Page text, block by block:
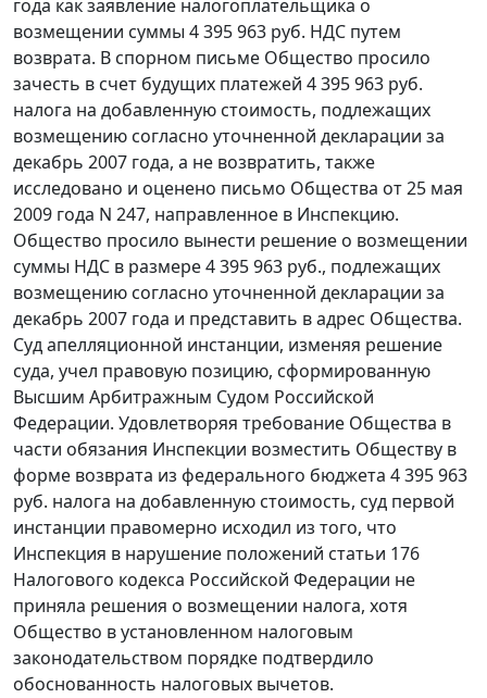
года как заявление налогоплательщика о
возмещении суммы 4 395 963 руб. НДС путем
возврата. В спорном письме Общество просило
зачесть в счет будущих платежей 4 395 963 руб.
налога на добавленную стоимость, подлежащих
возмещению согласно уточненной декларации за
декабрь 2007 года, а не возвратить, также
исследовано и оценено письмо Общества от 25 мая
2009 года N 247, направленное в Инспекцию.
Общество просило вынести решение о возмещении
суммы НДС в размере 4 395 963 руб., подлежащих
возмещению согласно уточненной декларации за
декабрь 2007 года и представить в адрес Общества.
Суд апелляционной инстанции, изменяя решение
суда, учел правовую позицию, сформированную
Высшим Арбитражным Судом Российской
Федерации. Удовлетворяя требование Общества в
части обязания Инспекции возместить Обществу в
форме возврата из федерального бюджета 4 395 963
руб. налога на добавленную стоимость, суд первой
инстанции правомерно исходил из того, что
Инспекция в нарушение положений статьи 176
Налогового кодекса Российской Федерации не
приняла решения о возмещении налога, хотя
Общество в установленном налоговым
законодательством порядке подтвердило
обоснованность налоговых вычетов.